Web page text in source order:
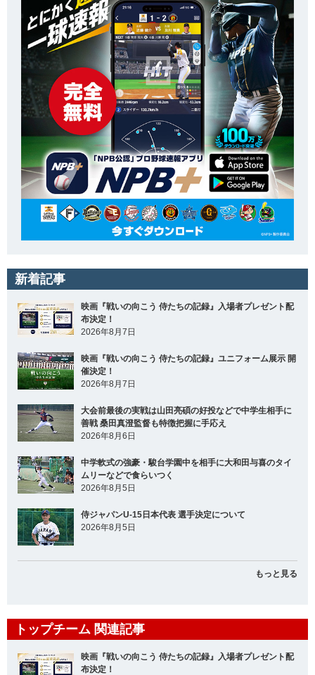
新着記事
映画『戦いの向こう 侍たちの記録』入場者プレゼント配
布決定！
2026年8月7日
映画『戦いの向こう 侍たちの記録』ユニフォーム展示 開
催決定！
2026年8月7日
大会前最後の実戦は山田亮碩の好投などで中学生相手に
善戦 桑田真澄監督も特徴把握に手応え
2026年8月6日
中学軟式の強豪・駿台学園中を相手に大和田与喜のタイ
ムリーなどで食らいつく
2026年8月5日
侍ジャパンU-15日本代表 選手決定について
2026年8月5日
もっと見る
トップチーム 関連記事
映画『戦いの向こう 侍たちの記録』入場者プレゼント配
布決定！